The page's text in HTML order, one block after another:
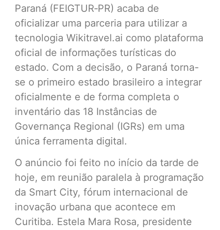
Paraná (FEIGTUR‑PR) acaba de
oficializar uma parceria para utilizar a
tecnologia Wikitravel.ai como plataforma
oficial de informações turísticas do
estado. Com a decisão, o Paraná torna-
se o primeiro estado brasileiro a integrar
oficialmente e de forma completa o
inventário das 18 Instâncias de
Governança Regional (IGRs) em uma
única ferramenta digital.
O anúncio foi feito no início da tarde de
hoje, em reunião paralela à programação
da Smart City, fórum internacional de
inovação urbana que acontece em
Curitiba. Estela Mara Rosa, presidente